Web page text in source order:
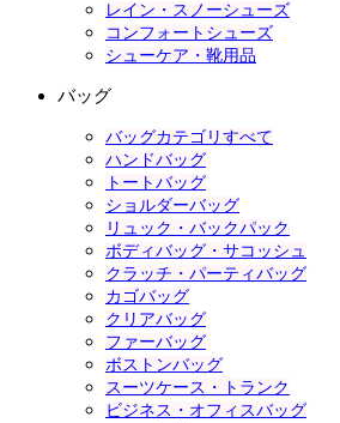
レイン・スノーシューズ
コンフォートシューズ
シューケア・靴用品
バッグ
バッグカテゴリすべて
ハンドバッグ
トートバッグ
ショルダーバッグ
リュック・バックパック
ボディバッグ・サコッシュ
クラッチ・パーティバッグ
カゴバッグ
クリアバッグ
ファーバッグ
ボストンバッグ
スーツケース・トランク
ビジネス・オフィスバッグ